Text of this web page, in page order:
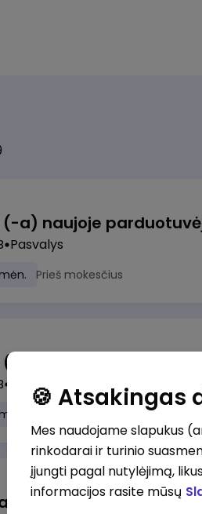
Pasvalys
Prieš mokesčius
Vilnius🍪 Atsakingas
Mes naudojame slapukus
rinkodarai ir turinio
įjungti pagal nutylėjimą,
informacijos rasite mūsų